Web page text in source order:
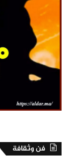
فن وثقافة